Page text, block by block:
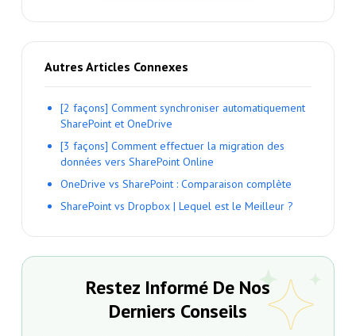
Autres Articles Connexes
[2 façons] Comment synchroniser automatiquement
SharePoint et OneDrive
[3 façons] Comment effectuer la migration des
données vers SharePoint Online
OneDrive vs SharePoint : Comparaison complète
SharePoint vs Dropbox | Lequel est le Meilleur ?
Restez Informé De Nos
Derniers Conseils